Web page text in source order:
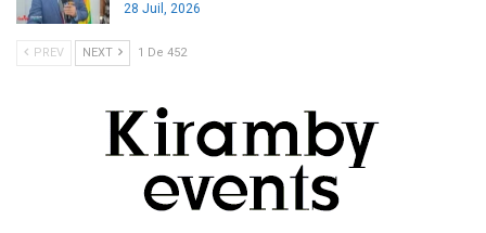
28 Juil, 2026
PREV NEXT 1 De 452